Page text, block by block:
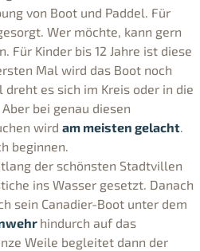
von Boot und Paddel. Für
Wer möchte, kann gern
Für Kinder bis 12 Jahre ist diese
Mal wird das Boot noch
es sich im Kreis oder in die
bei genau diesen
wird am meisten gelacht.
beginnen.
der schönsten Stadtvillen
ins Wasser gesetzt. Danach
sein Canadier-Boot unter dem
hindurch auf das
Weile begleitet dann der